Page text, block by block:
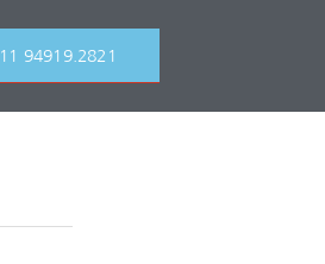
11 94919.2821